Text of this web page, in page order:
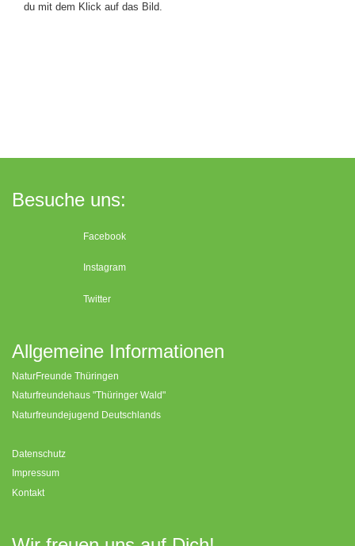
du mit dem Klick auf das Bild.
Besuche uns:
Facebook
Instagram
Twitter
Allgemeine Informationen
NaturFreunde Thüringen
Naturfreundehaus "Thüringer Wald"
Naturfreundejugend Deutschlands
Datenschutz
Impressum
Kontakt